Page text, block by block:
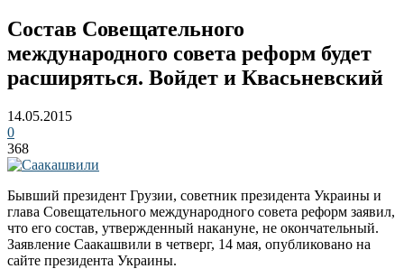
Состав Совещательного
международного совета реформ будет
расширяться. Войдет и Квасьневский
14.05.2015
0
368
Бывший президент Грузии, советник президента Украины и
глава Совещательного международного совета реформ заявил,
что его состав, утвержденный накануне, не окончательный.
Заявление Саакашвили в четверг, 14 мая, опубликовано на
сайте президента Украины.